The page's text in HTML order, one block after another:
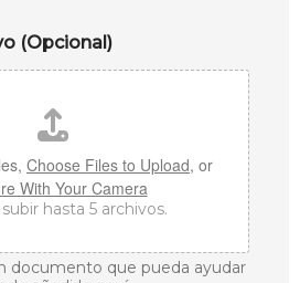
(Opcional)
Choose Files to Upload, or
With Your Camera
hasta 5 archivos.
documento que pueda ayudar